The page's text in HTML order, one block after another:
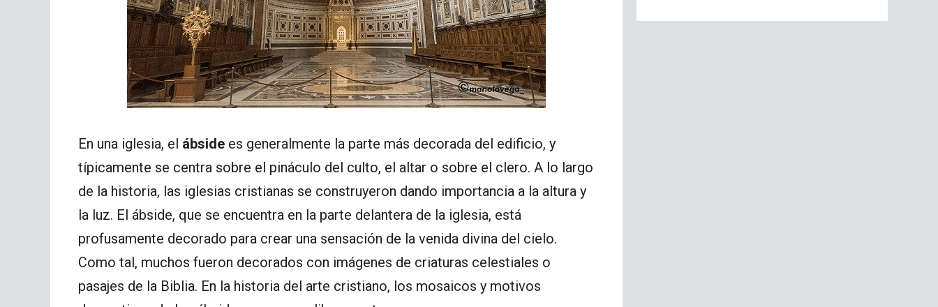
En una iglesia, el ábside es generalmente la parte más decorada del edificio, y
típicamente se centra sobre el pináculo del culto, el altar o sobre el clero. A lo largo
de la historia, las iglesias cristianas se construyeron dando importancia a la altura y
la luz. El ábside, que se encuentra en la parte delantera de la iglesia, está
profusamente decorado para crear una sensación de la venida divina del cielo.
Como tal, muchos fueron decorados con imágenes de criaturas celestiales o
pasajes de la Biblia. En la historia del arte cristiano, los mosaicos y motivos